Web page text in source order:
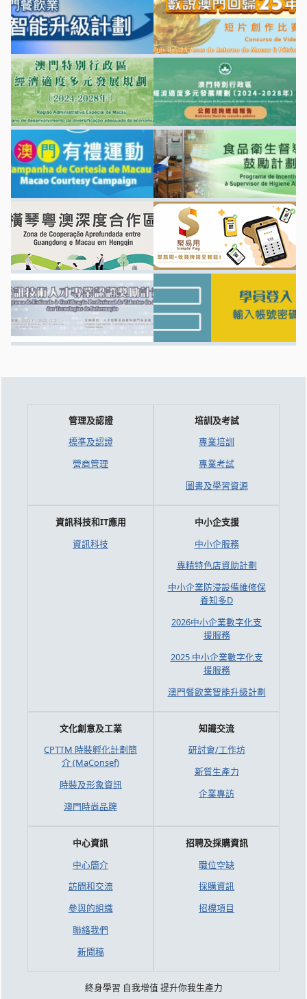
管理及認證
標準及認證
營商管理
培訓及考試
專業培訓
專業考試
圖書及學習資源
資訊科技和IT應用
資訊科技
中小企支援
中小企服務
專精特色店資助計劃
中小企業防浸設備維修保
養知多D
2026中小企業數字化支
援服務
2025 中小企業數字化支
援服務
澳門餐飲業智能升級計劃
文化創意及工業
CPTTM 時裝孵化計劃簡
介 (MaConsef)
時裝及形象資訊
澳門時尚品牌
知識交流
研討會/工作坊
新質生產力
企業專訪
中心資訊
中心簡介
訪問和交流
參與的組織
聯絡我們
新聞稿
招聘及採購資訊
職位空缺
採購資訊
招標項目
終身學習 自我增值 提升你我生產力